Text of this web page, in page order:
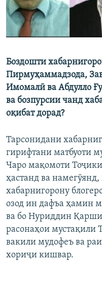
Боздошти
Пирмуҳаммадзода,
Имомалӣ ва Абдулло
ва бозпурсии чанд
оқибат дорад?
Тарсонидани
гирифтани матбуоти
Чаро мақомоти
ҳастанд ва
хабарнигорону
озод ин дафъа ҳамин
ва бо Нуриддин
расонаҳои мустақили
вакили мудофеъ ва
хориҷи кишвар.